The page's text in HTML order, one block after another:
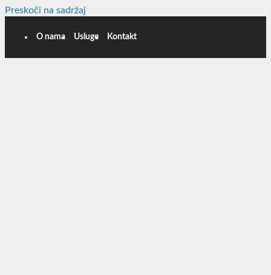
Preskoči na sadržaj
O nama Usluge Kontakt